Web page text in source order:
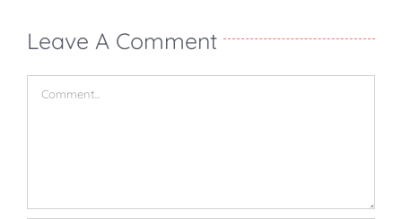
Leave A Comment
Comment